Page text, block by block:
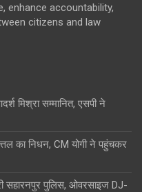
enhance accountability,
citizens and law
मिश्रा सम्मानित, एसपी ने
का निधन, CM योगी ने पहुंचकर
सहारनपुर पुलिस, ओवरसाइज DJ-